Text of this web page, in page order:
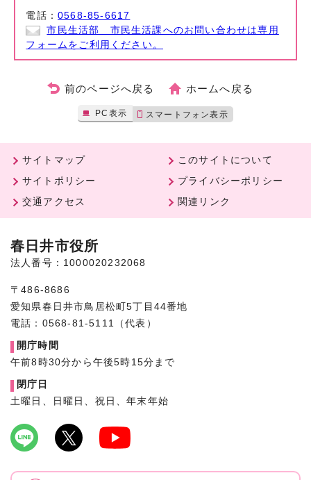
電話：0568-85-6617
市民生活部 市民生活課へのお問い合わせは専用
フォームをご利用ください。
前のページへ戻る ホームへ戻る
PC表示 スマートフォン表示
サイトマップ
このサイトについて
サイトポリシー
プライバシーポリシー
交通アクセス
関連リンク
春日井市役所
法人番号：1000020232068
〒486-8686
愛知県春日井市鳥居松町5丁目44番地
電話：0568-81-5111（代表）
開庁時間
午前8時30分から午後5時15分まで
閉庁日
土曜日、日曜日、祝日、年末年始